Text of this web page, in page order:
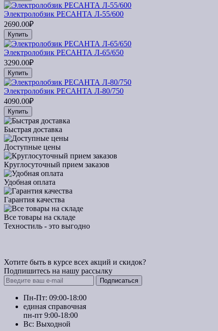
Электролобзик РЕСАНТА Л-55/600
2690.00₽
Купить
Электролобзик РЕСАНТА Л-65/650
3290.00₽
Купить
Электролобзик РЕСАНТА Л-80/750
4090.00₽
Купить
Быстрая доставка
Доступные цены
Круглосуточный прием заказов
Удобная оплата
Гарантия качества
Все товары на складе
Техностиль - это выгодно
Хотите быть в курсе всех акций и скидок?
Подпишитесь на нашу рассылку
Подписаться
Пн-Пт: 09:00-18:00
единая справочная
пн-пт 9:00-18:00
Вс: Выходной